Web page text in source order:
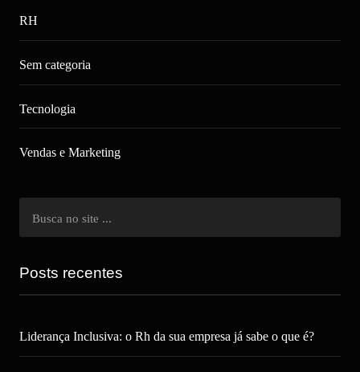
RH
Sem categoria
Tecnologia
Vendas e Marketing
Posts recentes
Liderança Inclusiva: o Rh da sua empresa já sabe o que é?